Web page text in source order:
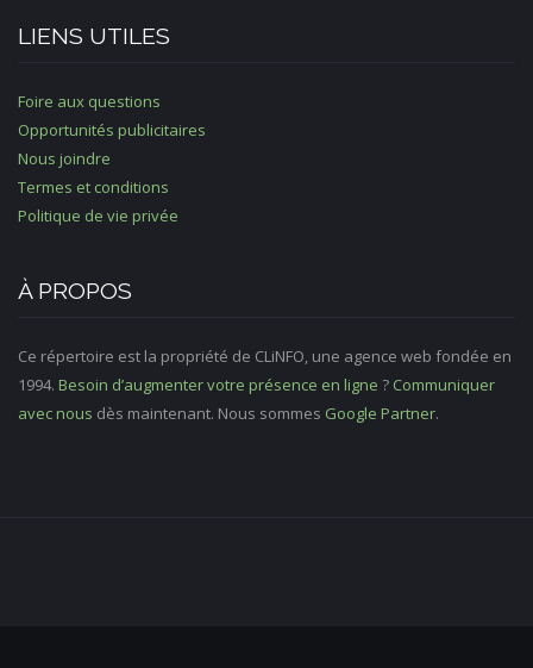
LIENS UTILES
Foire aux questions
Opportunités publicitaires
Nous joindre
Termes et conditions
Politique de vie privée
À PROPOS
Ce répertoire est la propriété de CLiNFO, une agence web fondée en
1994. Besoin d’augmenter votre présence en ligne ? Communiquer
avec nous dès maintenant. Nous sommes Google Partner.